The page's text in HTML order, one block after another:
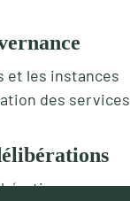
et les instances
des services